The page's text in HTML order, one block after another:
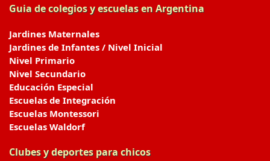
Guia de colegios y escuelas en Argentina
Jardines Maternales
Jardines de Infantes / Nivel Inicial
Nivel Primario
Nivel Secundario
Educación Especial
Escuelas de Integración
Escuelas Montessori
Escuelas Waldorf
Clubes y deportes para chicos